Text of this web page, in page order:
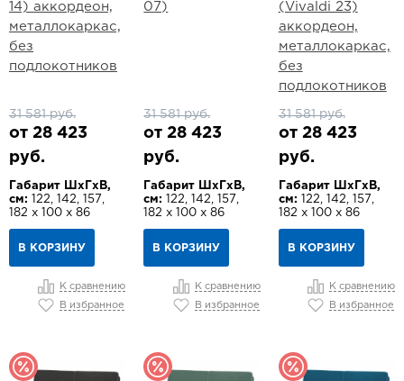
14) аккордеон,
металлокаркас,
без
подлокотников
31 581 руб.
от 28 423
руб.
Габарит ШхГхВ,
см: 122, 142, 157,
182 х 100 х 86
В КОРЗИНУ
К сравнению
В избранное
07)
31 581 руб.
от 28 423
руб.
Габарит ШхГхВ,
см:
122, 142, 157,
182 х 100 х 86
В КОРЗИНУ
К сравнению
В избранное
(Vivaldi 23)
аккордеон,
металлокаркас,
без
подлокотников
31 581 руб.
от 28 423
руб.
Габарит ШхГхВ,
см: 122, 142, 157,
182 х 100 х 86
В КОРЗИНУ
К сравнению
В избранное